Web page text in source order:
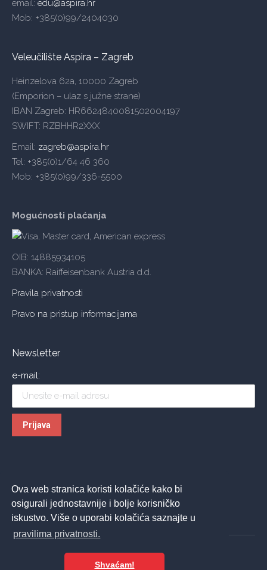
Ova web stranica koristi kolačiće kako bi
osigurali jednostavnije i bolje korisničko
iskustvo. Više o uporabi kolačića saznajte u
pravilima privatnosti.
Shvaćam!
email: edu@aspira.hr
Mob: +385(0)99/2404030
Veleučilište Aspira – Zagreb
Heinzelova 62a, 10000 Zagreb
(Emporion – ulaz s južne strane)
IBAN Zagreb: HR6624840081502004197
SWIFT: RZBHHR2XXX
Email: zagreb@aspira.hr
Tel: +385(0)1/64 46 360
Mob: +385(0)99/336-5500
Mogućnosti plaćanja
OIB: 14885934105
BANKA: Raiffeisenbank Austria d.d.
Pravila privatnosti
Pravo na pristup informacijama
Newsletter
e-mail: